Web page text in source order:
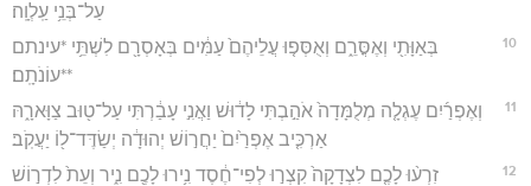
עַל־בְּנֵ֥י עַֽלְוָֽה׃
10
בְּאַוָּתִ֖י וְאֶסֳּרֵ֑ם וְאֻסְּפ֤וּ עֲלֵיהֶם֙ עַמִּ֔ים בְּאָסְרָ֖ם לִשְׁתֵּ֥י *עינתם
**עוֹנֹתָֽם׃
11
וְאֶפְרַ֜יִם עֶגְלָ֤ה מְלֻמָּדָה֙ אֹהַ֣בְתִּי לָד֔וּשׁ וַאֲנִ֣י עָבַ֔רְתִּי עַל־ט֖וּב צַוָּארָ֑הּ
אַרְכִּ֤יב אֶפְרַ֙יִם֙ יַחֲר֣וֹשׁ יְהוּדָ֔ה יְשַׂדֶּד־ל֖וֹ יַעֲקֹֽב׃
12
זִרְע֨וּ לָכֶ֤ם לִצְדָקָה֙ קִצְר֣וּ לְפִי־חֶ֔סֶד נִ֥ירוּ לָכֶ֖ם נִ֑יר וְעֵת֙ לִדְר֣וֹשׁ